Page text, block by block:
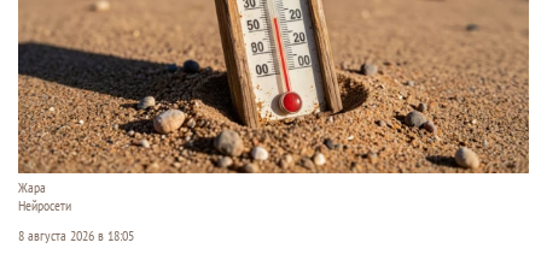
Жара
Нейросети
8 августа 2026 в 18:05